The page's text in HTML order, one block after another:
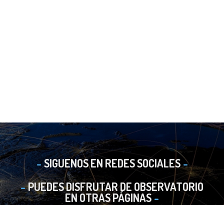
SIGUENOS EN REDES SOCIALES
PUEDES DISFRUTAR DE OBSERVATORIO
EN OTRAS PÁGINAS